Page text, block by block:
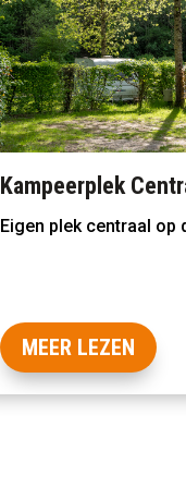
Kampeerplek
Een eigen plek met de
MEER LEZEN